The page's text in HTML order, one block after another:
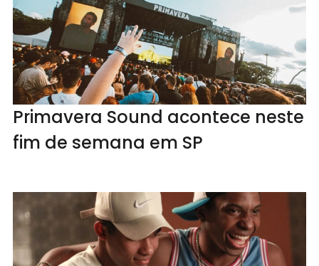
Primavera Sound acontece neste
fim de semana em SP